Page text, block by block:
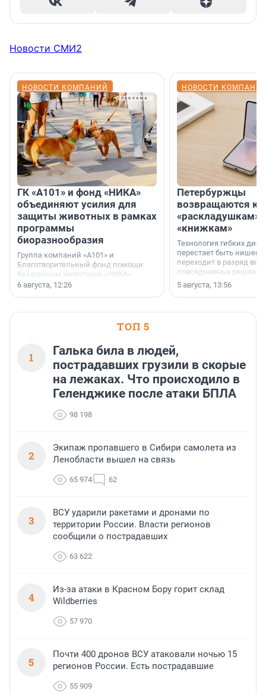
Новости СМИ2
НОВОСТИ КОМПАНИЙ
ГК «А101» и фонд «НИКА»
объединяют усилия для
защиты животных в рамках
программы
биоразнообразия
Группа компаний «А101» и
Благотворительный фонд помощи
бездомным животным «НИКА»
заключили соглашение о
6 августа, 12:26
НОВОСТИ
Петербуржцы
возвращаются к
«раскладушкам»
«книжкам»
Технология гибких
перестает быть
переходит в разряд
повседневных
5 августа, 13:56
ТОП 5
1
Галька била в людей,
пострадавших грузили в скорые
на лежаках. Что происходило в
Геленджике после атаки БПЛА
98 198
2
Экипаж пропавшего в Сибири самолета из
Ленобласти вышел на связь
65 974 62
3
ВСУ ударили ракетами и дронами по
территории России. Власти регионов
сообщили о пострадавших
63 622
4
Из-за атаки в Красном Бору горит склад
Wildberries
57 970
5
Почти 400 дронов ВСУ атаковали ночью 15
регионов России. Есть пострадавшие
55 909